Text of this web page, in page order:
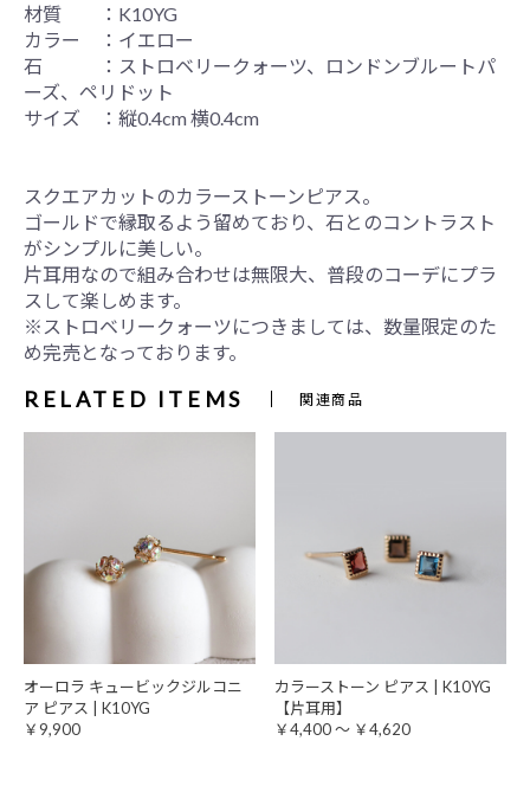
材質 ：K10YG
カラー ：イエロー
石 ：ストロベリークォーツ、ロンドンブルートパ
ーズ、ペリドット
サイズ ：縦0.4cm 横0.4cm
スクエアカットのカラーストーンピアス。
ゴールドで縁取るよう留めており、石とのコントラスト
がシンプルに美しい。
片耳用なので組み合わせは無限大、普段のコーデにプラ
スして楽しめます。
※ストロベリークォーツにつきましては、数量限定のた
め完売となっております。
RELATED ITEMS 関連商品
オーロラ キュービックジルコニ
ア ピアス | K10YG
￥9,900
カラーストーン ピアス | K10YG
【片耳用】
￥4,400 ～ ￥4,620